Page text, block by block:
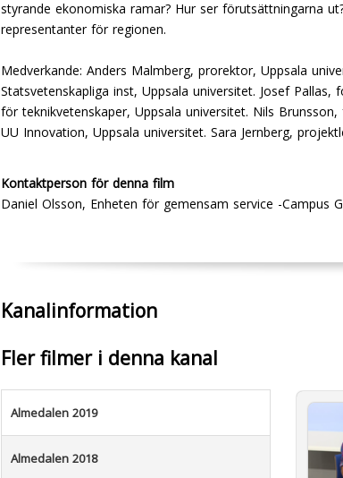
styrande ekonomiska ramar? Hur ser förutsättningarna
representanter för regionen.
Medverkande: Anders Malmberg, prorektor, Uppsala
Statsvetenskapliga inst, Uppsala universitet. Josef
för teknikvetenskaper, Uppsala universitet. Nils
UU Innovation, Uppsala universitet. Sara Jernberg,
Kontaktperson för denna film
Daniel Olsson, Enheten för gemensam service -Campus
Kanalinformation
Fler filmer i denna kanal
Almedalen 2019
Almedalen 2018